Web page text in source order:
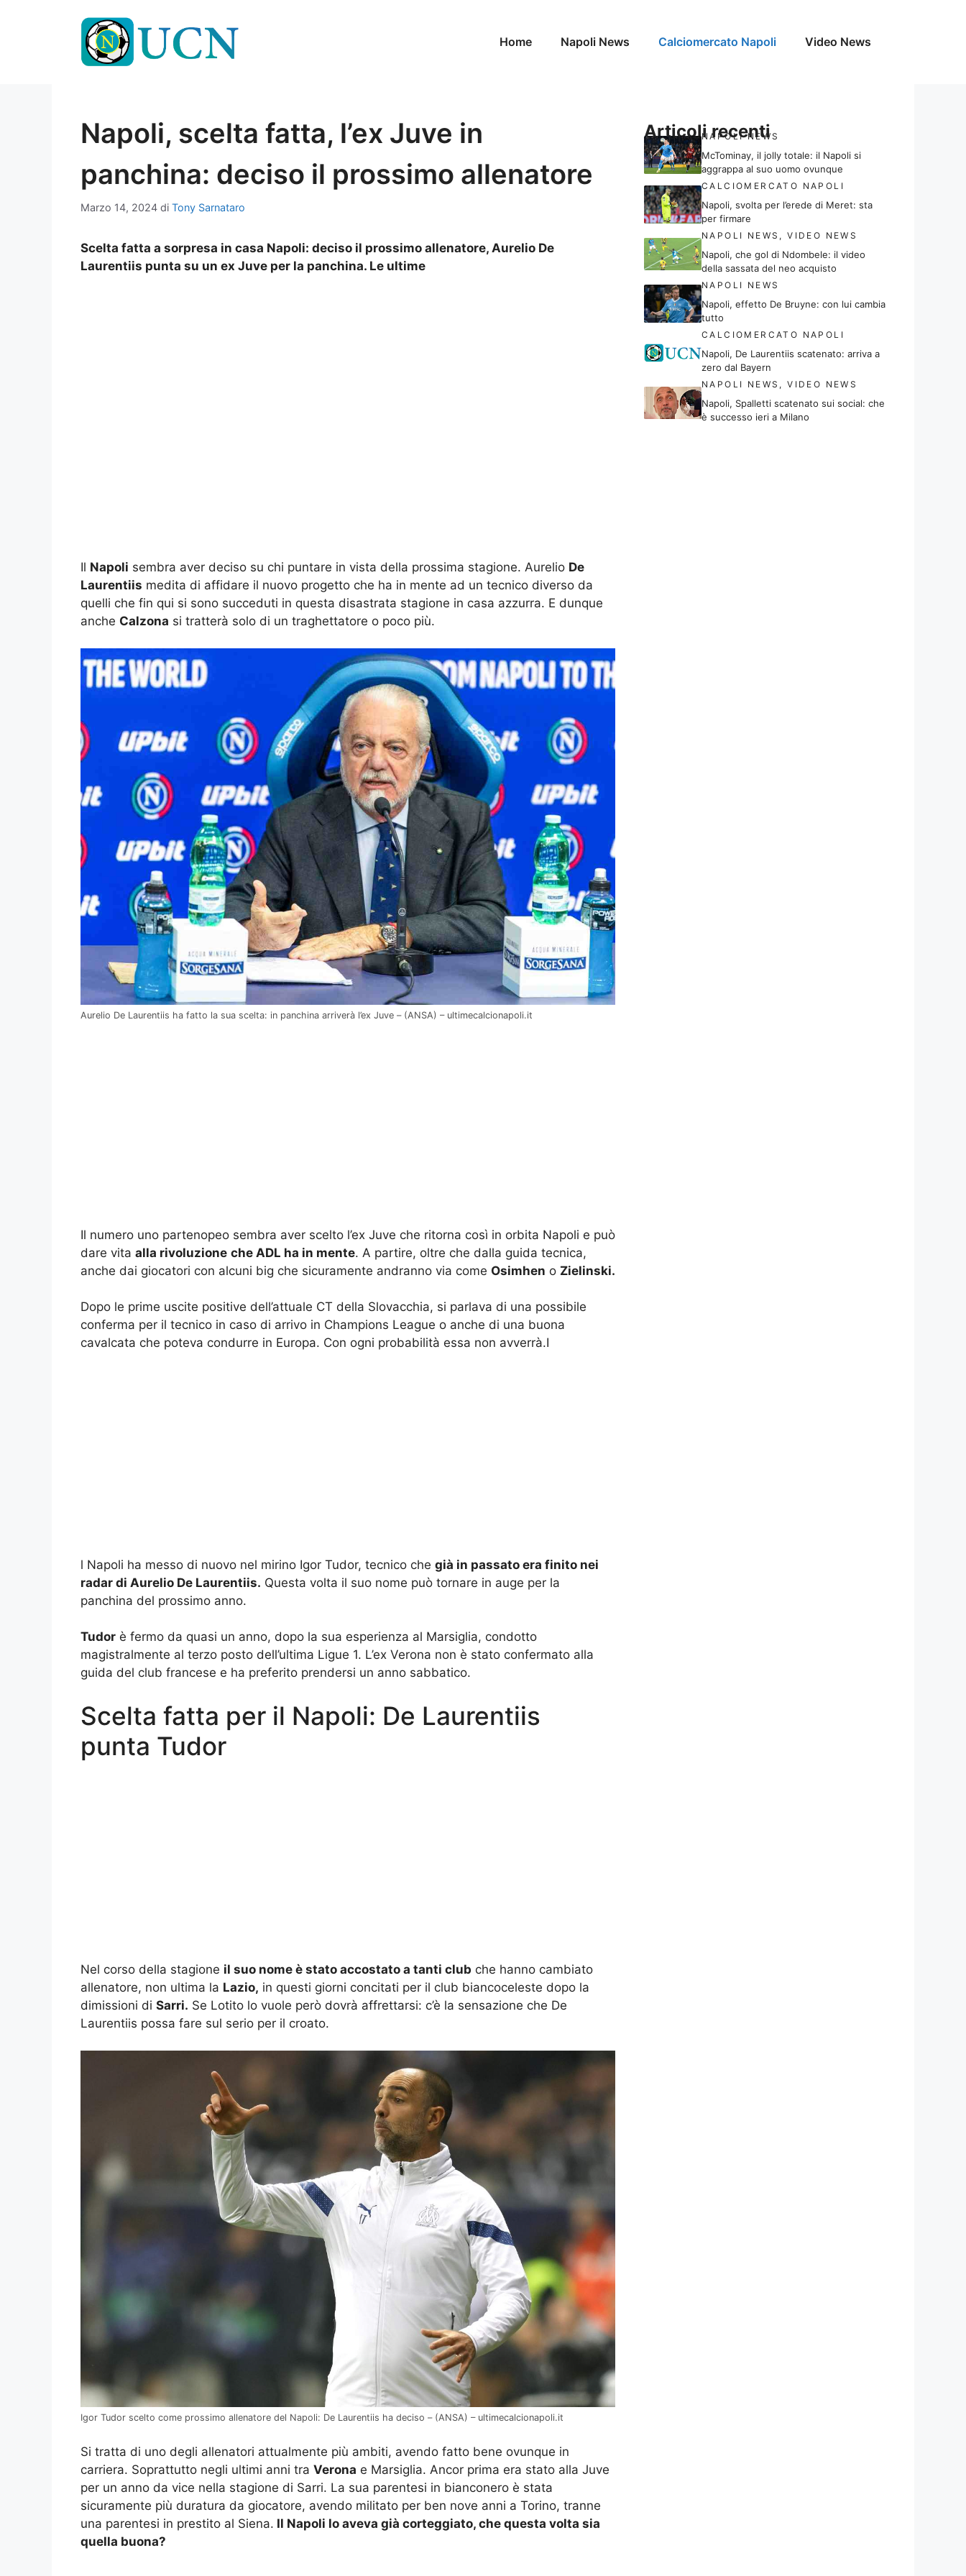
Home Napoli News Calciomercato Napoli Video News
Napoli, scelta fatta, l’ex Juve in
panchina: deciso il prossimo allenatore
Marzo 14, 2024 di Tony Sarnataro
Scelta fatta a sorpresa in casa Napoli: deciso il prossimo allenatore, Aurelio De
Laurentiis punta su un ex Juve per la panchina. Le ultime
Il Napoli sembra aver deciso su chi puntare in vista della prossima stagione. Aurelio De
Laurentiis medita di affidare il nuovo progetto che ha in mente ad un tecnico diverso da
quelli che fin qui si sono succeduti in questa disastrata stagione in casa azzurra. E dunque
anche Calzona si tratterà solo di un traghettatore o poco più.
Aurelio De Laurentiis ha fatto la sua scelta: in panchina arriverà l’ex Juve – (ANSA) – ultimecalcionapoli.it
Il numero uno partenopeo sembra aver scelto l’ex Juve che ritorna così in orbita Napoli e può
dare vita alla rivoluzione che ADL ha in mente. A partire, oltre che dalla guida tecnica,
anche dai giocatori con alcuni big che sicuramente andranno via come Osimhen o Zielinski.
Dopo le prime uscite positive dell’attuale CT della Slovacchia, si parlava di una possibile
conferma per il tecnico in caso di arrivo in Champions League o anche di una buona
cavalcata che poteva condurre in Europa. Con ogni probabilità essa non avverrà.I
l Napoli ha messo di nuovo nel mirino Igor Tudor, tecnico che già in passato era finito nei
radar di Aurelio De Laurentiis. Questa volta il suo nome può tornare in auge per la
panchina del prossimo anno.
Tudor è fermo da quasi un anno, dopo la sua esperienza al Marsiglia, condotto
magistralmente al terzo posto dell’ultima Ligue 1. L’ex Verona non è stato confermato alla
guida del club francese e ha preferito prendersi un anno sabbatico.
Scelta fatta per il Napoli: De Laurentiis
punta Tudor
Nel corso della stagione il suo nome è stato accostato a tanti club che hanno cambiato
allenatore, non ultima la Lazio, in questi giorni concitati per il club biancoceleste dopo la
dimissioni di Sarri. Se Lotito lo vuole però dovrà affrettarsi: c’è la sensazione che De
Laurentiis possa fare sul serio per il croato.
Igor Tudor scelto come prossimo allenatore del Napoli: De Laurentiis ha deciso – (ANSA) – ultimecalcionapoli.it
Si tratta di uno degli allenatori attualmente più ambiti, avendo fatto bene ovunque in
carriera. Soprattutto negli ultimi anni tra Verona e Marsiglia. Ancor prima era stato alla Juve
per un anno da vice nella stagione di Sarri. La sua parentesi in bianconero è stata
sicuramente più duratura da giocatore, avendo militato per ben nove anni a Torino, tranne
una parentesi in prestito al Siena. Il Napoli lo aveva già corteggiato, che questa volta sia
quella buona?
Articoli recenti
NAPOLI NEWS
McTominay, il jolly totale: il Napoli si
aggrappa al suo uomo ovunque
CALCIOMERCATO NAPOLI
Napoli, svolta per l’erede di Meret: sta
per firmare
NAPOLI NEWS ,VIDEO NEWS
Napoli, che gol di Ndombele: il video
della sassata del neo acquisto
NAPOLI NEWS
Napoli, effetto De Bruyne: con lui cambia
tutto
CALCIOMERCATO NAPOLI
Napoli, De Laurentiis scatenato: arriva a
zero dal Bayern
NAPOLI NEWS ,VIDEO NEWS
Napoli, Spalletti scatenato sui social: che
è successo ieri a Milano